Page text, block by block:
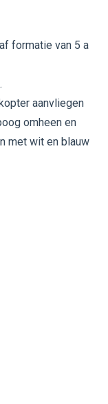
formatie van 5 a
aanvliegen
omheen en
met wit en blauw